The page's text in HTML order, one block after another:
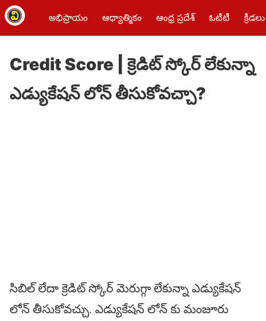
అభిప్రాయం ఆధ్యాత్మికం ఆంధ్ర ప్రదేశ్ ఓటీటీ క్రీడలు
Credit Score | క్రెడిట్ స్కోర్ లేకున్నా
ఎడ్యుకేషన్ లోన్ తీసుకోవచ్చా?
సిబిల్ లేదా క్రెడిట్ స్కోర్ మెరుగ్గా లేకున్నా ఎడ్యుకేషన్
లోన్ తీసుకోవచ్చు. ఎడ్యుకేషన్ లోన్ కు మంజూరు